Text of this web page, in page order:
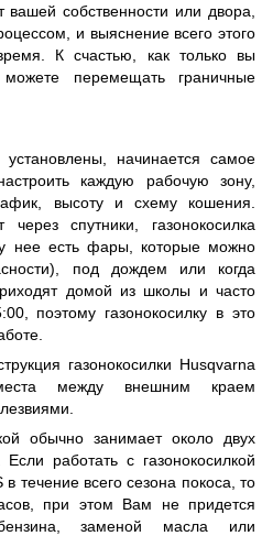
вашей собственности или двора,
и выяснение всего этого
К счастью, как только вы
перемещать граничные
начинается самое
каждую рабочую зону,
высоту и схему кошения.
через спутники, газонокосилка
нее есть фары, которые можно
под дождем или когда
домой из школы и часто
поэтому газонокосилку в это
газонокосилки Husqvarna
между внешним краем
обычно занимает около двух
работать с газонокосилкой
течение всего сезона покоса, то
при этом Вам не придется
заменой масла или